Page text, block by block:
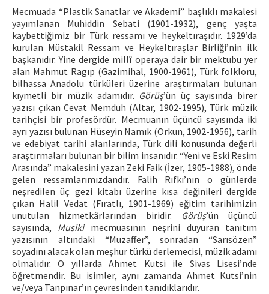
Mecmuada “Plastik Sanatlar ve Akademi” başlıklı makalesi
yayımlanan Muhiddin Sebati (1901-1932), genç yaşta
kaybettiğimiz bir Türk ressamı ve heykeltıraşıdır. 1929’da
kurulan Müstakil Ressam ve Heykeltıraşlar Birliği’nin ilk
başkanıdır. Yine dergide millî operaya dair bir mektubu yer
alan Mahmut Ragıp (Gazimihal, 1900-1961), Türk folkloru,
bilhassa Anadolu türküleri üzerine araştırmaları bulunan
kıymetli bir müzik adamıdır. Görüş’ün üç sayısında birer
yazısı çıkan Cevat Memduh (Altar, 1902-1995), Türk müzik
tarihçisi bir profesördür. Mecmuanın üçüncü sayısında iki
ayrı yazısı bulunan Hüseyin Namık (Orkun, 1902-1956), tarih
ve edebiyat tarihi alanlarında, Türk dili konusunda değerli
araştırmaları bulunan bir bilim insanıdır. “Yeni ve Eski Resim
Arasında” makalesini yazan Zeki Faik (İzer, 1905-1988), önde
gelen ressamlarımızdandır. Falih Rıfkı’nın o günlerde
neşredilen üç gezi kitabı üzerine kısa değinileri dergide
çıkan Halil Vedat (Fıratlı, 1901-1969) eğitim tarihimizin
unutulan hizmetkârlarından biridir. Görüş’ün üçüncü
sayısında, Musikimecmuasının neşrini duyuran tanıtım
yazısının altındaki “Muzaffer”, sonradan “Sarısözen”
soyadını alacak olan meşhur türkü derlemecisi, müzik adamı
olmalıdır. O yıllarda Ahmet Kutsi ile Sivas Lisesi’nde
öğretmendir. Bu isimler, aynı zamanda Ahmet Kutsi’nin
ve/veya Tanpınar’ın çevresinden tanıdıklarıdır.